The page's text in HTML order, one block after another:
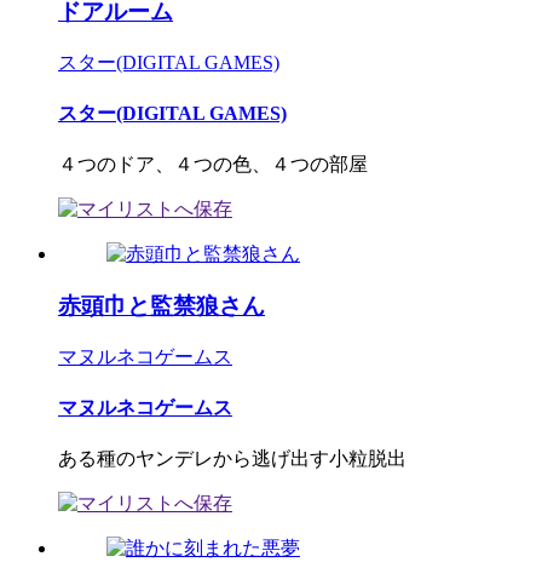
ドアルーム
スター(DIGITAL GAMES)
スター(DIGITAL GAMES)
４つのドア、４つの色、４つの部屋
赤頭巾と監禁狼さん
マヌルネコゲームス
マヌルネコゲームス
ある種のヤンデレから逃げ出す小粒脱出